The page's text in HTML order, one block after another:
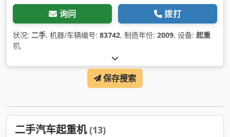
询问 拨打
状况: 二手, 机器/车辆编号: 83742, 制造年份: 2009, 设备: 起重
机,
保存搜索
二手汽车起重机(13)